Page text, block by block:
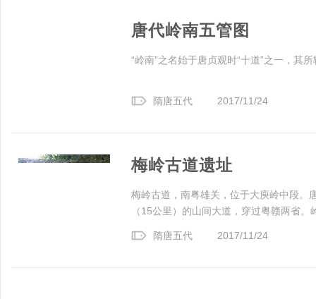
隋唐五代 2017/11/24
唐代岭南五管图
“岭南”之名始于唐贞观时“十道”之一，其
隋唐五代 2017/11/24
梅岭古道遗址
梅岭古道，南粤雄关，位于大庾岭中段。
（15公里）的山间大道，穿过粤赣两省